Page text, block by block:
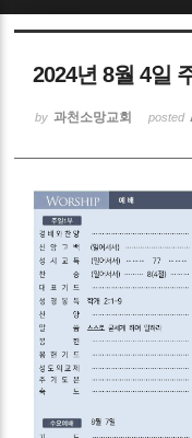
2024년 8월 4일
by 과천소망교회 posted